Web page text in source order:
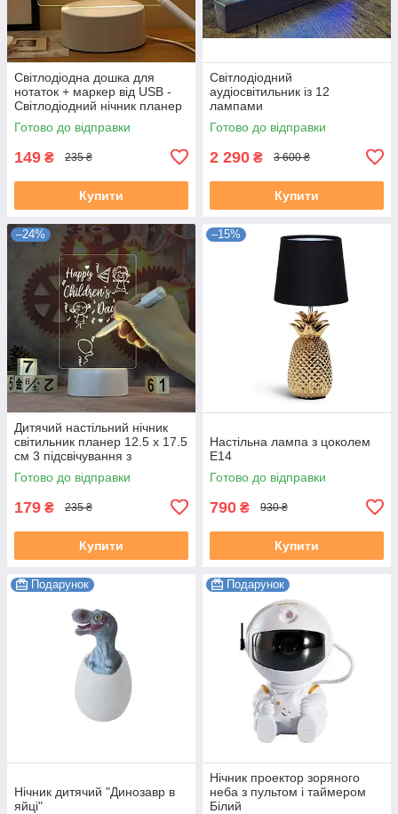
Світлодіодна дошка для
нотаток + маркер від USB -
Світлодіодний нічник планер
для записів
Готово до відправки
149 ₴ 235 ₴
Купити
Світлодіодний
аудіосвітильник із 12
лампами
Готово до відправки
2 290 ₴ 3 600 ₴
Купити
–24%
Дитячий настільний нічник
світильник планер 12.5 х 17.5
см 3 підсвічування з
маркером
Готово до відправки
179 ₴ 235 ₴
Купити
–15%
Настільна лампа з цоколем
E14
Готово до відправки
790 ₴ 930 ₴
Купити
Подарунок
Нічник дитячий "Динозавр в
яйці"
Подарунок
Нічник проектор зоряного
неба з пультом і таймером
Білий